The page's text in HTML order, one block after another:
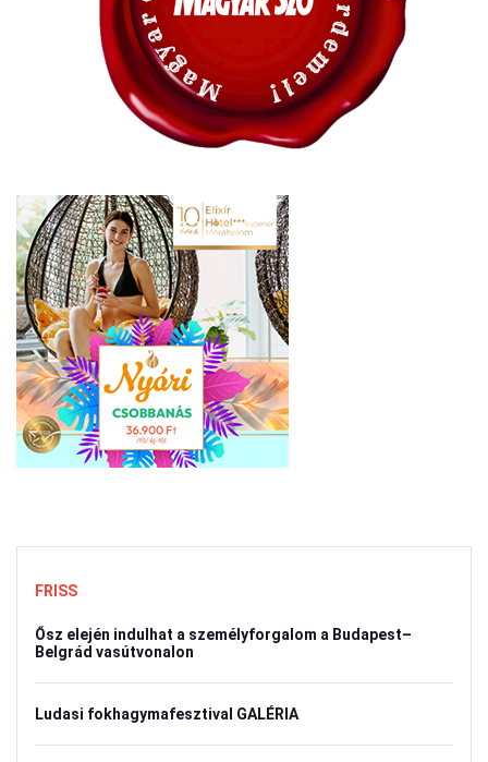
FRISS
Ősz elején indulhat a személyforgalom a Budapest–
Belgrád vasútvonalon
Ludasi fokhagymafesztival GALÉRIA